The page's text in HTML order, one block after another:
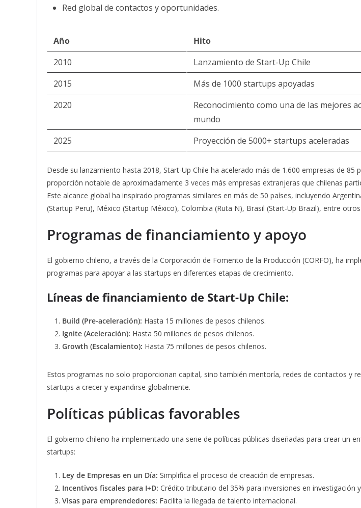
Red global de contactos y oportunidades.
Año
Hito
2010
Lanzamiento de Start-Up Chile
2015
Más de 1000 startups apoyadas
2020
Reconocimiento como una de las mejores
mundo
2025
Proyección de 5000+ startups aceleradas
Desde su lanzamiento hasta 2018, Start-Up Chile ha acelerado más de 1.600 empresas de 85
proporción notable de aproximadamente 3 veces más empresas extranjeras que chilenas
Este alcance global ha inspirado programas similares en más de 50 países, incluyendo
(Startup Peru), México (Startup México), Colombia (Ruta N), Brasil (Start-Up Brazil), entre otros
Programas de financiamiento y apoyo
El gobierno chileno, a través de la Corporación de Fomento de la Producción (CORFO), ha
programas para apoyar a las startups en diferentes etapas de crecimiento.
Líneas de financiamiento de Start-Up Chile:
Build (Pre-aceleración): Hasta 15 millones de pesos chilenos.
Ignite (Aceleración): Hasta 50 millones de pesos chilenos.
Growth (Escalamiento): Hasta 75 millones de pesos chilenos.
Estos programas no solo proporcionan capital, sino también mentoría, redes de contactos y
startups a crecer y expandirse globalmente.
Políticas públicas favorables
El gobierno chileno ha implementado una serie de políticas públicas diseñadas para crear un
startups:
Ley de Empresas en un Día: Simplifica el proceso de creación de empresas.
Incentivos fiscales para I+D: Crédito tributario del 35% para inversiones en investigación
Visas para emprendedores: Facilita la llegada de talento internacional.